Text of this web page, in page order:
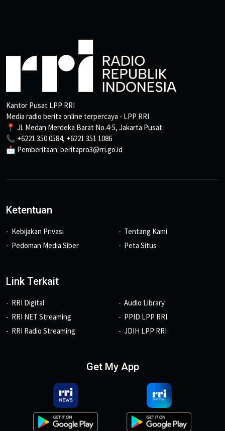
Kantor Pusat LPP RRI
Media radio berita online terpercaya - LPP RRI
📍 Jl. Medan Merdeka Barat No.4-5, Jakarta Pusat.
📞 +6221 350 0584, +6221 351 1086
📩 Pemberitaan: beritapro3@rri.go.id
Ketentuan
Kebijakan Privasi
Pedoman Media Siber
Tentang Kami
Peta Situs
Link Terkait
RRI Digital
RRI NET Streaming
RRI Radio Streaming
Audio Library
PPID LPP RRI
JDIH LPP RRI
Get My App